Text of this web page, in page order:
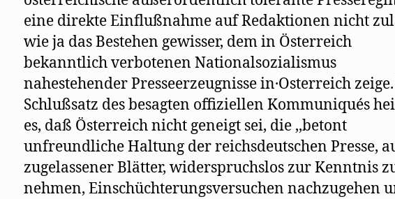
eine direkte Einflußnahme auf Redaktionen nicht
wie ja das Bestehen gewisser, dem in Österreich
bekanntlich verbotenen Nationalsozialismus
nahestehender Presseerzeugnisse in·Osterreich
Schlußsatz des besagten offiziellen Kommuniqués
es, daß Österreich nicht geneigt sei, die ,,betont
unfreundliche Haltung der reichsdeutschen Presse,
zugelassener Blätter, widerspruchslos zur Kenntnis
nehmen, Einschüchterungsversuchen nachzugehen